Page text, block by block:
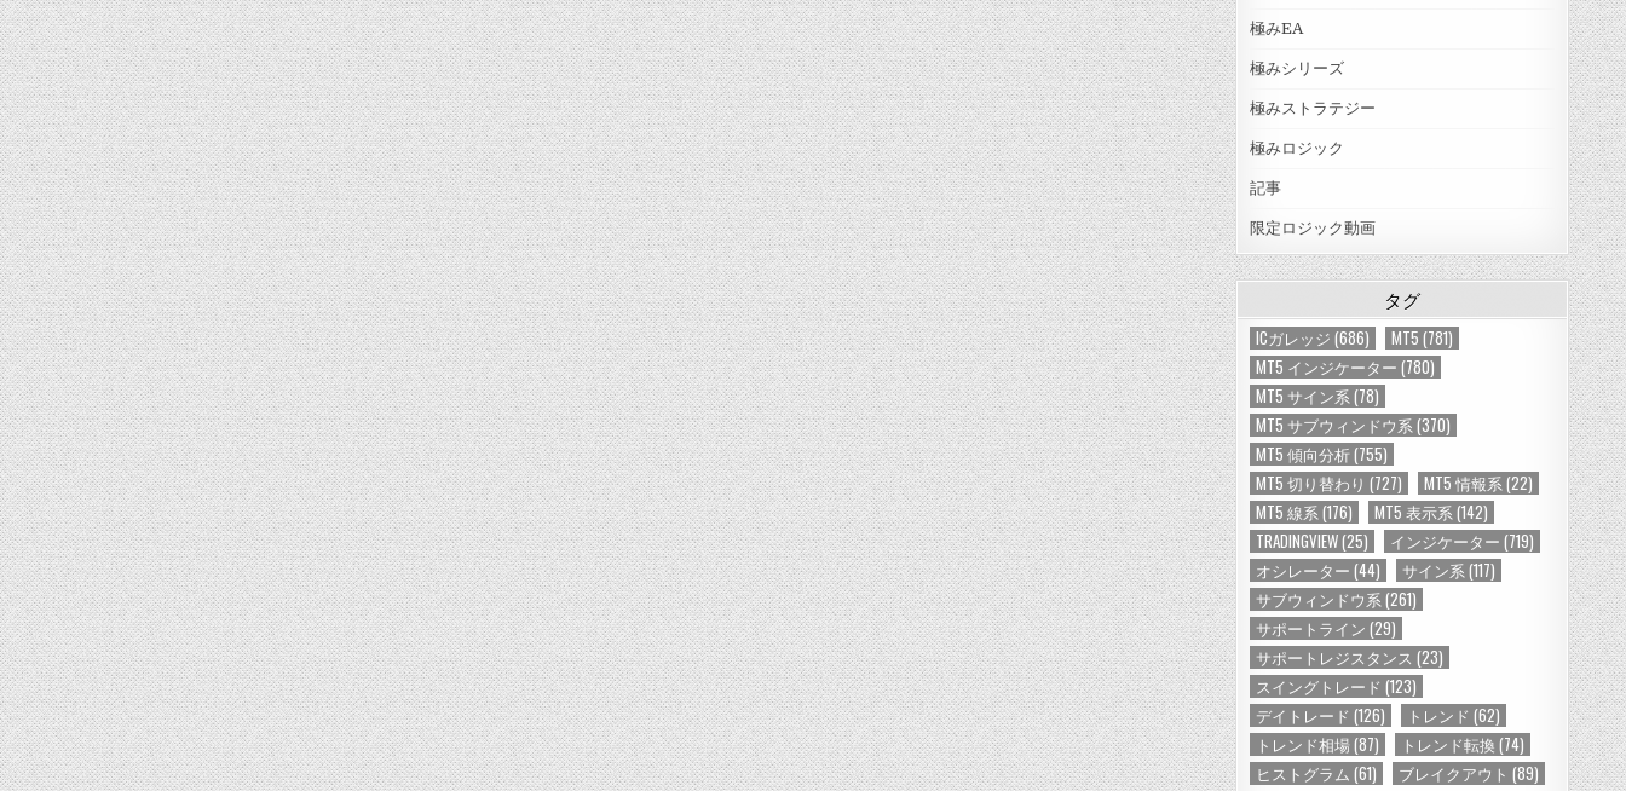
極みEA
極みシリーズ
極みストラテジー
極みロジック
記事
限定ロジック動画
タグ
ICガレッジ (686) MT5 (781)
MT5 インジケーター (780)
MT5 サイン系(78)
MT5 サブウィンドウ系(370)
MT5 傾向分析(755)
MT5 切り替わり (727) MT5 情報系(22)
MT5 線系(176) MT5 表示系(142)
TRADINGVIEW(25) インジケーター (719)
オシレーター (44) サイン系(117)
サブウィンドウ系(261)
サポートライン (29)
サポートレジスタンス (23)
スイングトレード (123)
デイトレード (126) トレンド (62)
トレンド相場 (87) トレンド転換 (74)
ヒストグラム (61) ブレイクアウト (89)